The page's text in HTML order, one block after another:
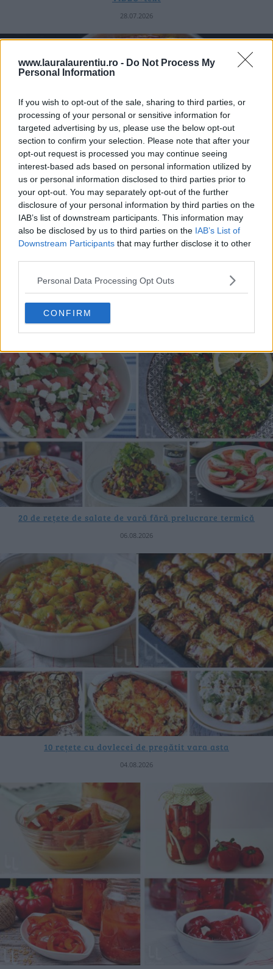
www.lauralaurentiu.ro - Do Not Process My
Personal Information
If you wish to opt-out of the sale, sharing to third parties, or
processing of your personal or sensitive information for
targeted advertising by us, please use the below opt-out
section to confirm your selection. Please note that after your
opt-out request is processed you may continue seeing
interest-based ads based on personal information utilized by
us or personal information disclosed to third parties prior to
your opt-out. You may separately opt-out of the further
disclosure of your personal information by third parties on the
IAB’s list of downstream participants. This information may
also be disclosed by us to third parties on the IAB’s List of
Downstream Participants that may further disclose it to other
Personal Data Processing Opt Outs
CONFIRM
28.07.2026
Pui cu sos de ardei copți – rețetă video și pas cu pas
25.07.2026
ULTIMELE ȘTIRI
20 de rețete de salate de vară fără prelucrare termică
06.08.2026
10 rețete cu dovlecei de pregătit vara asta
04.08.2026